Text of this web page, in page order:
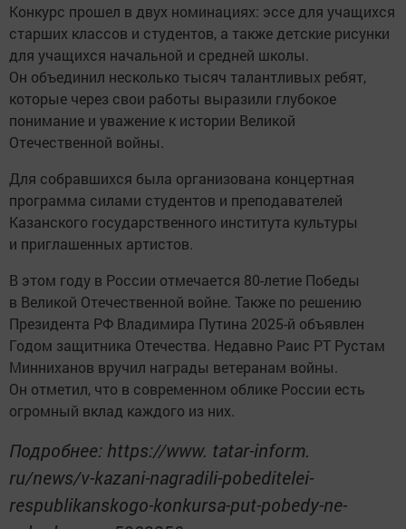
Конкурс прошел в двух номинациях: эссе для учащихся
старших классов и студентов, а также детские рисунки
для учащихся начальной и средней школы.
Он объединил несколько тысяч талантливых ребят,
которые через свои работы выразили глубокое
понимание и уважение к истории Великой
Отечественной войны.
Для собравшихся была организована концертная
программа силами студентов и преподавателей
Казанского государственного института культуры
и приглашенных артистов.
В этом году в России отмечается 80-летие Победы
в Великой Отечественной войне. Также по решению
Президента РФ Владимира Путина 2025-й объявлен
Годом защитника Отечества. Недавно Раис РТ Рустам
Минниханов вручил награды ветеранам войны.
Он отметил, что в современном облике России есть
огромный вклад каждого из них.
Подробнее: https://www. tatar-inform.
ru/news/v-kazani-nagradili-pobeditelei-
respublikanskogo-konkursa-put-pobedy-ne-